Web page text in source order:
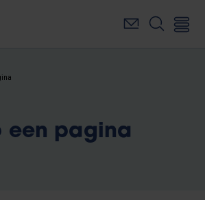
een pagina